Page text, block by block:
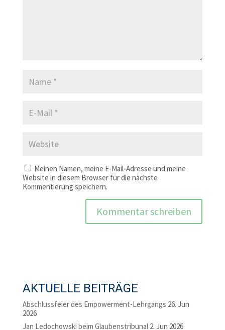
Meinen Namen, meine E-Mail-Adresse und meine
Website in diesem Browser für die nächste
Kommentierung speichern.
AKTUELLE BEITRÄGE
Abschlussfeier des Empowerment-Lehrgangs 26. Jun
2026
Jan Ledochowski beim Glaubenstribunal 2. Jun 2026